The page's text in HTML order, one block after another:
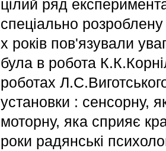
цілий ряд
спеціально
х років пов'язували
була в робота
роботах
установки : сенсорну,
моторну, яка сприяє
роки радянські